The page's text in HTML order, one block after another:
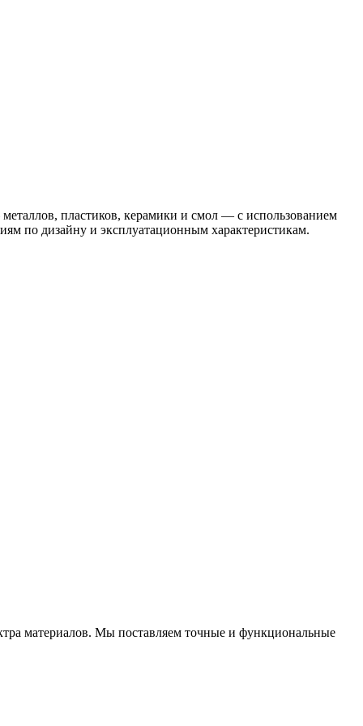
пластиков, керамики и смол — с использованием
по дизайну и эксплуатационным характеристикам.
материалов. Мы поставляем точные и функциональные